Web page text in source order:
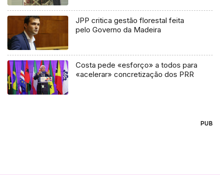
JPP critica gestão florestal feita
pelo Governo da Madeira
Costa pede «esforço» a todos para
«acelerar» concretização dos PRR
PUB